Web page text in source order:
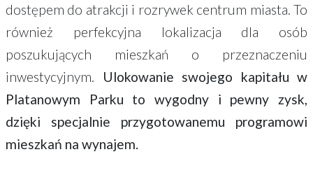
dostępem do atrakcji i rozrywek centrum miasta. To
również perfekcyjna lokalizacja dla osób
poszukujących mieszkań o przeznaczeniu
inwestycyjnym.
Ulokowanie swojego kapitału w
Platanowym Parku to wygodny i pewny zysk,
dzięki specjalnie przygotowanemu programowi
mieszkań na wynajem.